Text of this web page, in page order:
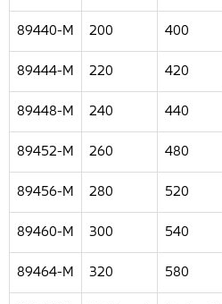
89440-M 200 400
89444-M 220 420
89448-M 240 440
89452-M 260 480
89456-M 280 520
89460-M 300 540
89464-M 320 580